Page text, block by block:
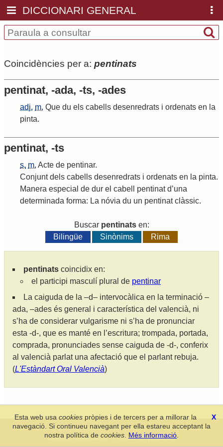
DICCIONARI GENERAL
Coincidències per a: pentinats
pentinat, -ada, -ts, -ades
adj. m. Que du els cabells desenredrats i ordenats en la
pinta.
pentinat, -ts
s. m. Acte de pentinar.
Conjunt dels cabells desenredrats i ordenats en la pinta.
Manera especial de dur el cabell pentinat d’una
determinada forma: La nóvia du un pentinat clàssic.
Buscar pentinatsen:
Bilingüe
Sinònims Rima
pentinats coincidix en:
el participi masculí plural de pentinar
La caiguda de la –d– intervocàlica en la terminació –
ada, –ades és general i característica del valencià, ni
s’ha de considerar vulgarisme ni s’ha de pronunciar
esta -d-, que es manté en l’escritura; trompada, portada,
comprada, pronunciades sense caiguda de -d-, conferix
al valencià parlat una afectació que el parlant rebuja.
(L'Estàndart Oral Valencià)
Secció de Llengua i Lliteratura Valencianes-Real Acadèmia de
Cultura Valenciana-Política de privacitat
X
Esta web usacookies pròpies i de tercers per a millorar la
navegació. Si continueu navegant per ella estareu acceptant la
nostra política de cookies Més informació